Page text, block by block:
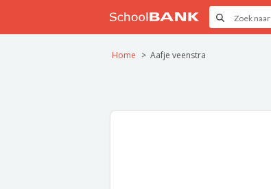
Home Aafje veenstra